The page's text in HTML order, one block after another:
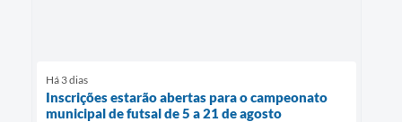
Há 3 dias
Inscrições estarão abertas para o campeonato
municipal de futsal de 5 a 21 de agosto